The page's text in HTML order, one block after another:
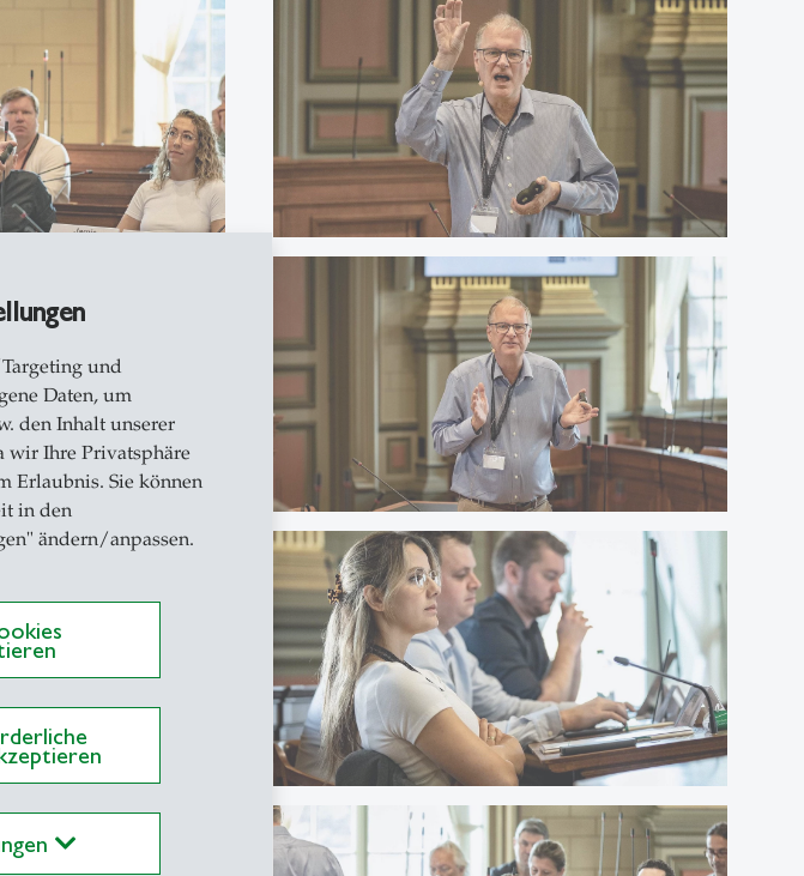
und
Daten, um
den Inhalt unserer
wir Ihre Privatsphäre
Erlaubnis. Sie können
in den
ändern/anpassen.